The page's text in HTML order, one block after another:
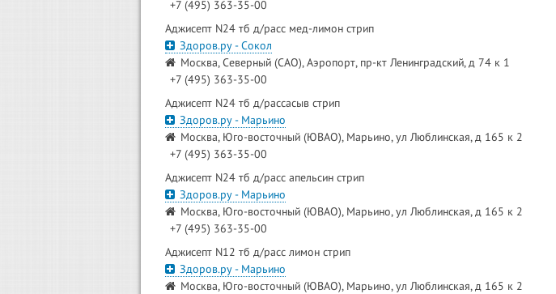
+7 (495) 363-35-00
Аджисепт N24 тб д/расс мед-лимон стрип
Здоров.ру - Сокол
Москва, Северный (САО), Аэропорт, пр-кт Ленинградский, д 74 к 1
+7 (495) 363-35-00
Аджисепт N24 тб д/рассасыв стрип
Здоров.ру - Марьино
Москва, Юго-восточный (ЮВАО), Марьино, ул Люблинская, д 165 к 2
+7 (495) 363-35-00
Аджисепт N24 тб д/расс апельсин стрип
Здоров.ру - Марьино
Москва, Юго-восточный (ЮВАО), Марьино, ул Люблинская, д 165 к 2
+7 (495) 363-35-00
Аджисепт N12 тб д/расс лимон стрип
Здоров.ру - Марьино
Москва, Юго-восточный (ЮВАО), Марьино, ул Люблинская, д 165 к 2